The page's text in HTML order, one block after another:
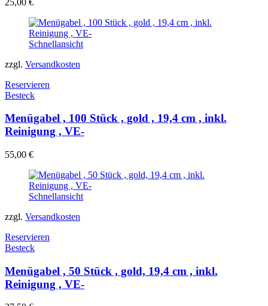
Schnellansicht
zzgl. Versandkosten
Reservieren
Besteck
Menügabel , 100 Stück , gold , 19,4 cm , inkl.
Reinigung , VE-
55,00 €
Schnellansicht
zzgl. Versandkosten
Reservieren
Besteck
Menügabel , 50 Stück , gold, 19,4 cm , inkl.
Reinigung , VE-